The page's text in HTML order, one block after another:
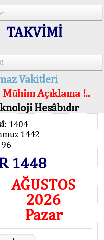
TAKVİMİ
Vakitleri
Açıklama !..
Hesâbıdır
1404
1442
96
1448
AĞUSTOS
2026
Pazar